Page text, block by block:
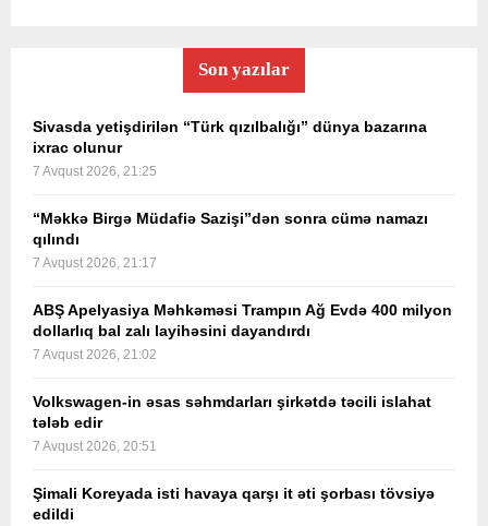
Son yazılar
Sivasda yetişdirilən “Türk qızılbalığı” dünya bazarına
ixrac olunur
7 Avqust 2026, 21:25
“Məkkə Birgə Müdafiə Sazişi”dən sonra cümə namazı
qılındı
7 Avqust 2026, 21:17
ABŞ Apelyasiya Məhkəməsi Trampın Ağ Evdə 400 milyon
dollarlıq bal zalı layihəsini dayandırdı
7 Avqust 2026, 21:02
Volkswagen-in əsas səhmdarları şirkətdə təcili islahat
tələb edir
7 Avqust 2026, 20:51
Şimali Koreyada isti havaya qarşı it əti şorbası tövsiyə
edildi